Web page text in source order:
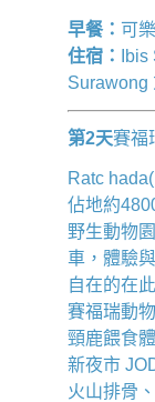
早餐： 可
住宿：
Surawong
第2天賽福
Ratc
佔地約
野生動物
車，體驗
自在的在
賽福瑞動
頸鹿餵食
新夜市
火山排骨